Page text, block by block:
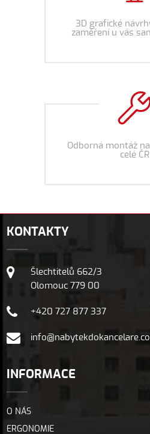
3D grafické
zaměření u vás
Odborná montáž
celé ČR
KONTAKTY
Šlechtitelů 662/3
Olomouc 779 00
+420 727 877 337
INFORMACE
O NÁS
ERGONOMIE